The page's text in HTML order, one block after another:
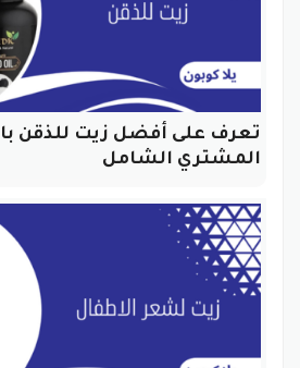
تعرف على أفضل زيت للذقن
المشتري الشامل